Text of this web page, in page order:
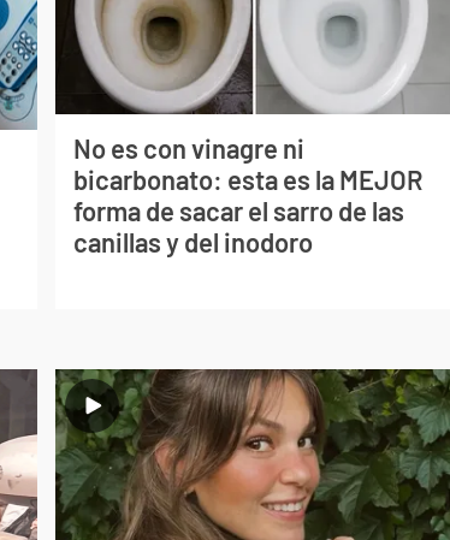
No es con vinagre ni
bicarbonato: esta es la MEJOR
forma de sacar el sarro de las
canillas y del inodoro